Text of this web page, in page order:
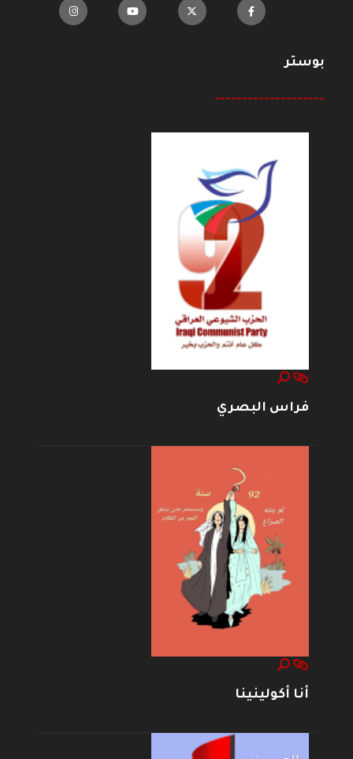
بوستر
--------------------
فراس البصري
أنا أكولينينا